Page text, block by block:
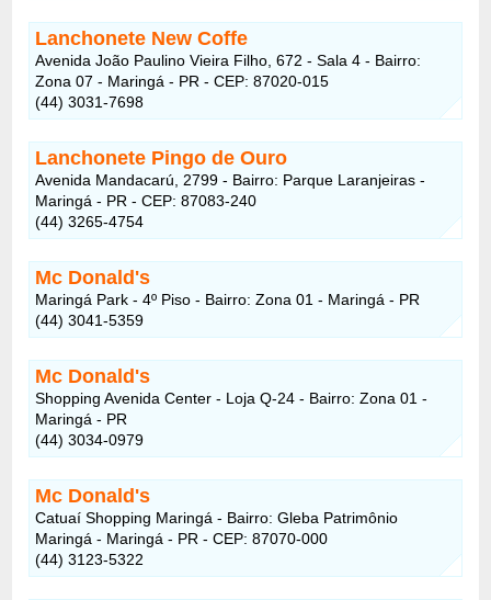
Lanchonete New Coffe
Avenida João Paulino Vieira Filho, 672 - Sala 4 - Bairro:
Zona 07 - Maringá - PR - CEP: 87020-015
(44) 3031-7698
Lanchonete Pingo de Ouro
Avenida Mandacarú, 2799 - Bairro: Parque Laranjeiras -
Maringá - PR - CEP: 87083-240
(44) 3265-4754
Mc Donald's
Maringá Park - 4º Piso - Bairro: Zona 01 - Maringá - PR
(44) 3041-5359
Mc Donald's
Shopping Avenida Center - Loja Q-24 - Bairro: Zona 01 -
Maringá - PR
(44) 3034-0979
Mc Donald's
Catuaí Shopping Maringá - Bairro: Gleba Patrimônio
Maringá - Maringá - PR - CEP: 87070-000
(44) 3123-5322